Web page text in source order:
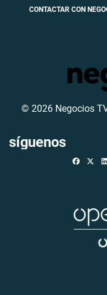
CONTACTAR CON
© 2026 Negocios
síguenos